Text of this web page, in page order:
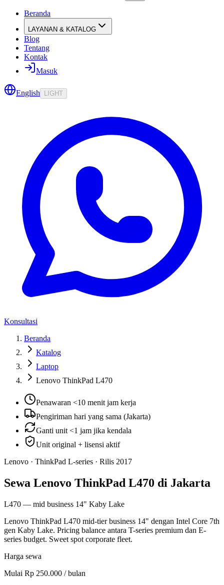
Beranda
LAYANAN & KATALOG
Blog
Tentang
Kontak
Masuk
English LIGHT
Konsultasi
Beranda
Katalog
Laptop
Lenovo ThinkPad L470
Penawaran <10 menit jam kerja
Pengiriman hari yang sama (Jakarta)
Ganti unit <1 jam jika kendala
Unit original + lisensi aktif
Lenovo · ThinkPad L-series · Rilis 2017
Sewa Lenovo ThinkPad L470 di Jakarta
L470 — mid business 14" Kaby Lake
Lenovo ThinkPad L470 mid-tier business 14" dengan Intel Core 7th
gen Kaby Lake. Pricing balance antara T-series premium dan E-
series budget. Sweet spot corporate fleet.
Harga sewa
Mulai Rp 250.000 / bulan